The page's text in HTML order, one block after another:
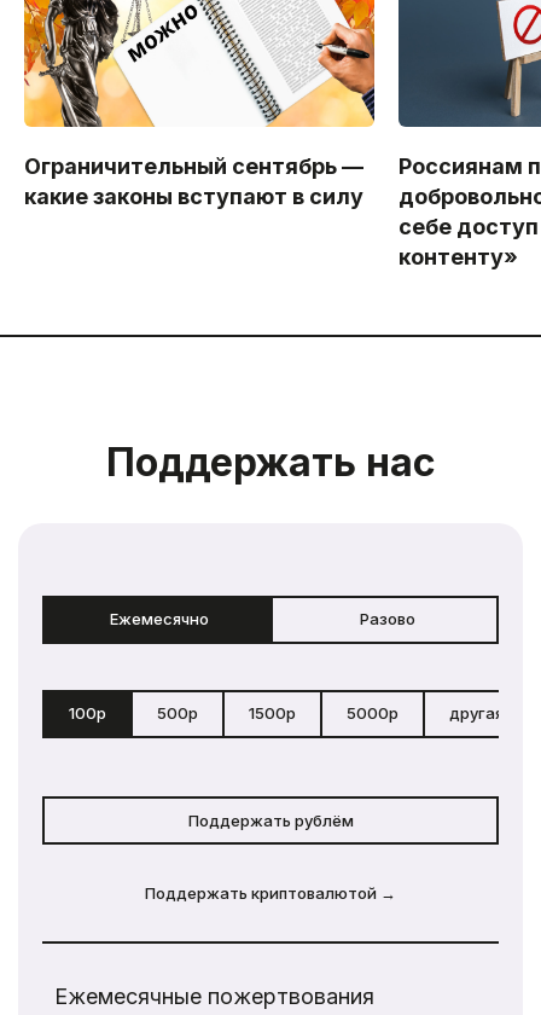
Ограничительный сентябрь —
какие законы вступают в силу
Россиянам
себе
контенту»
Поддержать нас
Ежемесячно Разово
100р 500р 1500р 5000р другая
Поддержать рублём
Поддержать криптовалютой →
Ежемесячные пожертвования